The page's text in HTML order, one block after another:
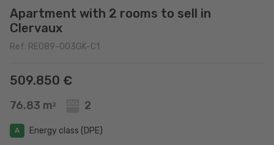
Apartment with 2 rooms to sell in
Clervaux
Ref: RE089-003GK-C1
509.850 €
76.83 m 2 2
A Energy class (DPE)